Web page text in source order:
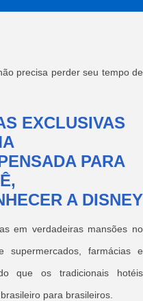
precisa perder seu tempo de
EXCLUSIVAS
PARA
A DISNEY
em verdadeiras mansões no
supermercados, farmácias e
que os tradicionais hotéis
para brasileiros.